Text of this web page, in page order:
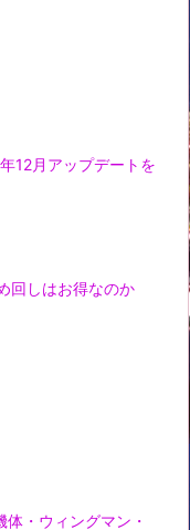
12月アップデートを
回しはお得なのか
・ウィングマン・